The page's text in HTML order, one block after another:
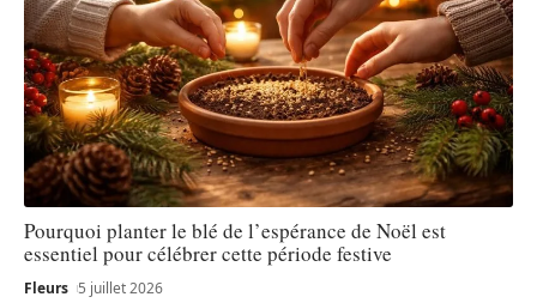
Pourquoi planter le blé de l’espérance de Noël est
essentiel pour célébrer cette période festive
Fleurs 5 juillet 2026